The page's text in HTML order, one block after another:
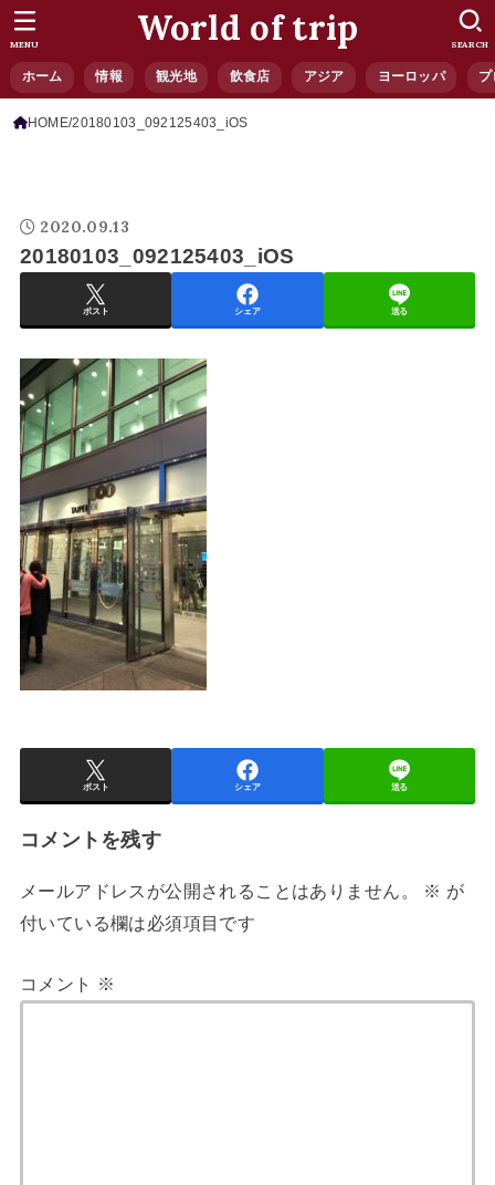
World of trip
ホーム 情報 観光地 飲食店 アジア ヨーロッパ プ
SEARCH
MENU
HOME 20180103_092125403_iOS
2020.09.13
20180103_092125403_iOS
ポスト シェア 送る
ポスト シェア 送る
コメントを残す
メールアドレスが公開されることはありません。 ※ が
付いている欄は必須項目です
コメント ※